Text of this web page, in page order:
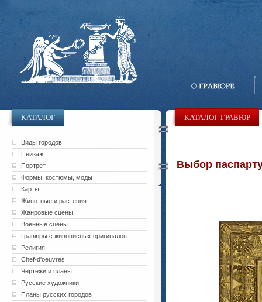
КАТАЛОГ
Виды городов
Пейзаж
Портрет
Формы, костюмы, моды
Карты
Животные и растения
Жанровые сцены
Военные сцены
Гравюры с живописных оригиналов
Религия
Chef-d'oeuvres
Чертежи и планы
Русские художники
Планы русских городов
КАТАЛОГ ГРАВЮР
Выбор